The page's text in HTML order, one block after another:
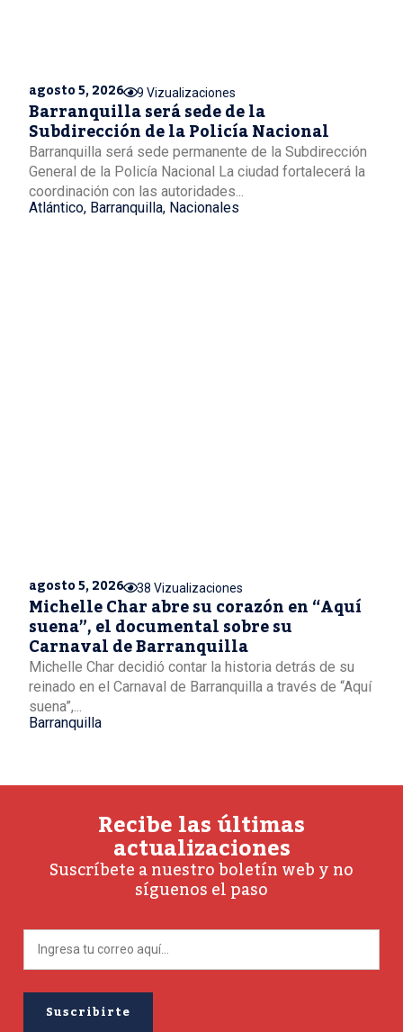
agosto 5, 2026 9 Vizualizaciones
Barranquilla será sede de la
Subdirección de la Policía Nacional
Barranquilla será sede permanente de la Subdirección
General de la Policía Nacional La ciudad fortalecerá la
coordinación con las autoridades...
Atlántico, Barranquilla, Nacionales
agosto 5, 2026 38 Vizualizaciones
Michelle Char abre su corazón en “Aquí
suena”, el documental sobre su
Carnaval de Barranquilla
Michelle Char decidió contar la historia detrás de su
reinado en el Carnaval de Barranquilla a través de “Aquí
suena”,...
Barranquilla
Recibe las últimas
actualizaciones
Suscríbete a nuestro boletín web y no
síguenos el paso